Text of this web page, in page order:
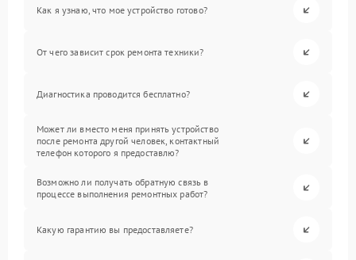
Как я узнаю, что мое устройство готово?
От чего зависит срок ремонта техники?
Диагностика проводится бесплатно?
Может ли вместо меня принять устройство
после ремонта другой человек, контактный
телефон которого я предоставлю?
Возможно ли получать обратную связь в
процессе выполнения ремонтных работ?
Какую гарантию вы предоставляете?